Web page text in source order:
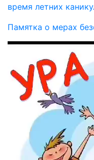
время летних
Памятка о мерах